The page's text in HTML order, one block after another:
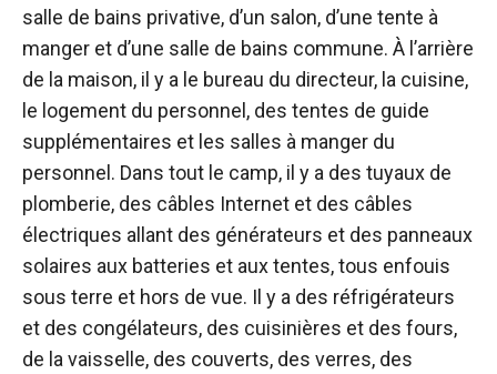
salle de bains privative, d’un salon, d’une tente à
manger et d’une salle de bains commune. À l’arrière
de la maison, il y a le bureau du directeur, la cuisine,
le logement du personnel, des tentes de guide
supplémentaires et les salles à manger du
personnel. Dans tout le camp, il y a des tuyaux de
plomberie, des câbles Internet et des câbles
électriques allant des générateurs et des panneaux
solaires aux batteries et aux tentes, tous enfouis
sous terre et hors de vue. Il y a des réfrigérateurs
et des congélateurs, des cuisinières et des fours,
de la vaisselle, des couverts, des verres, des